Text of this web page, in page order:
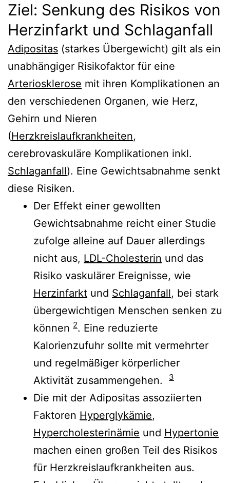
Ziel: Senkung des Risikos von
Herzinfarkt und Schlaganfall
Adipositas (starkes Übergewicht) gilt als ein
unabhängiger Risikofaktor für eine
Arteriosklerose mit ihren Komplikationen an
den verschiedenen Organen, wie Herz,
Gehirn und Nieren
(Herzkreislaufkrankheiten,
cerebrovaskuläre Komplikationen inkl.
Schlaganfall). Eine Gewichtsabnahme senkt
diese Risiken.
Der Effekt einer gewollten
Gewichtsabnahme reicht einer Studie
zufolge alleine auf Dauer allerdings
nicht aus, LDL-Cholesterin und das
Risiko vaskulärer Ereignisse, wie
Herzinfarkt und Schlaganfall, bei stark
übergewichtigen Menschen senken zu
können 2. Eine reduzierte
Kalorienzufuhr sollte mit vermehrter
und regelmäßiger körperlicher
Aktivität zusammengehen.
3
Die mit der Adipositas assoziierten
Faktoren Hyperglykämie,
Hypercholesterinämie und Hypertonie
machen einen großen Teil des Risikos
für Herzkreislaufkrankheiten aus.